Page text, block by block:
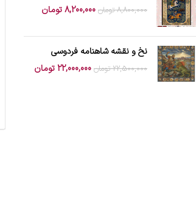
8,800,000 تومان 8,200,000تومان
نخ و نقشه شاهنامه فردوسی
22,500,000 تومان 22,000,000تومان